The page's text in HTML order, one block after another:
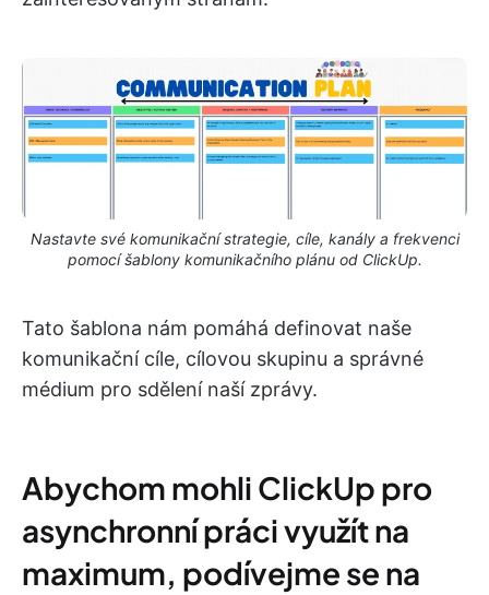
Nastavte své komunikační strategie, cíle, kanály a frekvenci
pomocí šablony komunikačního plánu od ClickUp.
Tato šablona nám pomáhá definovat naše
komunikační cíle, cílovou skupinu a správné
médium pro sdělení naší zprávy.
Abychom mohli ClickUp pro
asynchronní práci využít na
maximum, podívejme se na